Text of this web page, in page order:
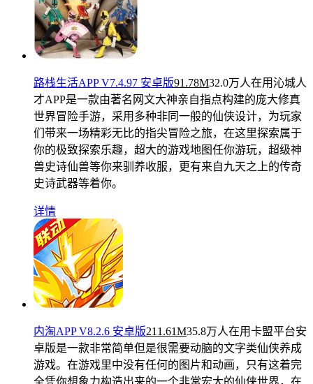
路栈生活APP V7.4.97 安卓版91.78M32.0万人在用沁城人
才APP是一款由著名网文大神亲自指点构建的庞大修真
世界冒险手游，采用多种非同一般的仙侠设计，为玩家
们带来一场精彩无比的指尖冒险之旅，在这里探索属于
你的极致探索乐趣，超大的游戏地图任你游玩，超级神
兽史诗仙兽等你来驯养收服，更有来自九天之上的传奇
史诗武器等着你。
详情
内淘APP V8.2.6 安卓版211.61M35.8万人在用卡盟平台安
卓版是一款非常简单但是很需要动脑的文字类仙侠养成
游戏。在游戏里中没有任何的图片和动画，只有这着完
全凭你想象力构造出来的一个非常宏大的仙侠世界，在